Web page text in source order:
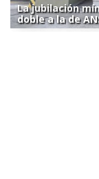
La jubilación
doble a la de